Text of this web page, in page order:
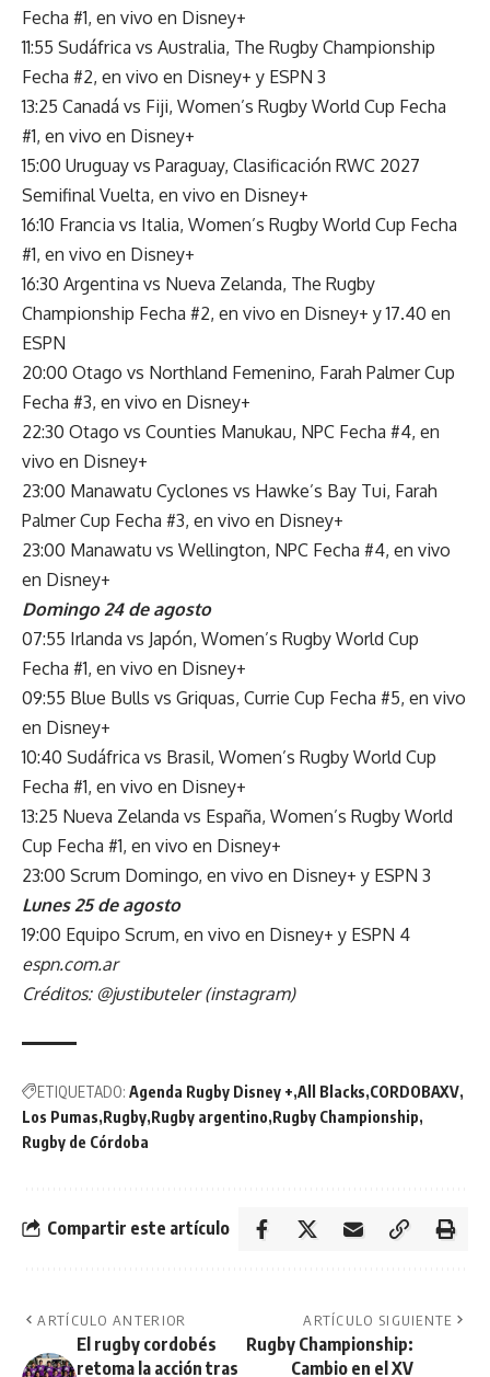
Fecha #1, en vivo en Disney+
11:55 Sudáfrica vs Australia, The Rugby Championship
Fecha #2, en vivo en Disney+ y ESPN 3
13:25 Canadá vs Fiji, Women’s Rugby World Cup Fecha
#1, en vivo en Disney+
15:00 Uruguay vs Paraguay, Clasificación RWC 2027
Semifinal Vuelta, en vivo en Disney+
16:10 Francia vs Italia, Women’s Rugby World Cup Fecha
#1, en vivo en Disney+
16:30 Argentina vs Nueva Zelanda, The Rugby
Championship Fecha #2, en vivo en Disney+ y 17.40 en
ESPN
20:00 Otago vs Northland Femenino, Farah Palmer Cup
Fecha #3, en vivo en Disney+
22:30 Otago vs Counties Manukau, NPC Fecha #4, en
vivo en Disney+
23:00 Manawatu Cyclones vs Hawke’s Bay Tui, Farah
Palmer Cup Fecha #3, en vivo en Disney+
23:00 Manawatu vs Wellington, NPC Fecha #4, en vivo
en Disney+
Domingo 24 de agosto
07:55 Irlanda vs Japón, Women’s Rugby World Cup
Fecha #1, en vivo en Disney+
09:55 Blue Bulls vs Griquas, Currie Cup Fecha #5, en vivo
en Disney+
10:40 Sudáfrica vs Brasil, Women’s Rugby World Cup
Fecha #1, en vivo en Disney+
13:25 Nueva Zelanda vs España, Women’s Rugby World
Cup Fecha #1, en vivo en Disney+
23:00 Scrum Domingo, en vivo en Disney+ y ESPN 3
Lunes 25 de agosto
19:00 Equipo Scrum, en vivo en Disney+ y ESPN 4
espn.com.ar
Créditos: @justibuteler (instagram)
ETIQUETADO: Agenda Rugby Disney + All Blacks CORDOBAXV
Los Pumas Rugby Rugby argentino Rugby Championship
Rugby de Córdoba
Compartir este artículo
ARTÍCULO ANTERIOR
El rugby cordobés
retoma la acción tras
ARTÍCULO SIGUIENTE
Rugby Championship:
Cambio en el XV